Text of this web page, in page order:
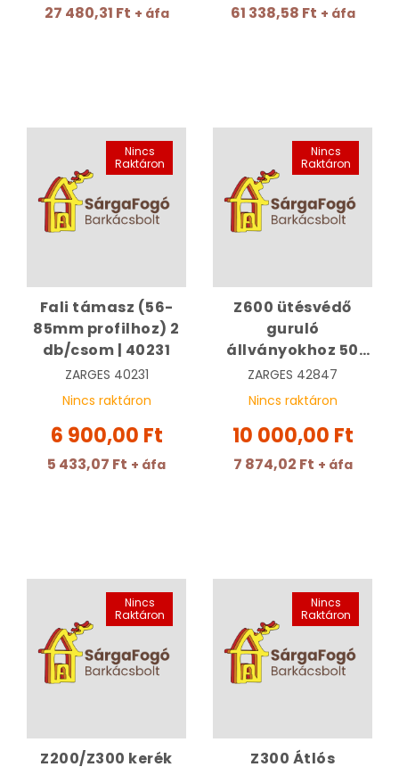
27 480,31 Ft + áfa 61 338,58 Ft + áfa
Nincs
Raktáron
Fali támasz (56-
85mm profilhoz) 2
db/csom | 40231
ZARGES 40231
Nincs raktáron
6 900,00 Ft
5 433,07 Ft + áfa
Nincs
Raktáron
Z600 ütésvédő
guruló
állványokhoz 50
mm | ZARGES 42847
ZARGES 42847
Nincs raktáron
10 000,00 Ft
7 874,02 Ft + áfa
Nincs
Raktáron
Z200/Z300 kerék
Nincs
Raktáron
Z300 Átlós